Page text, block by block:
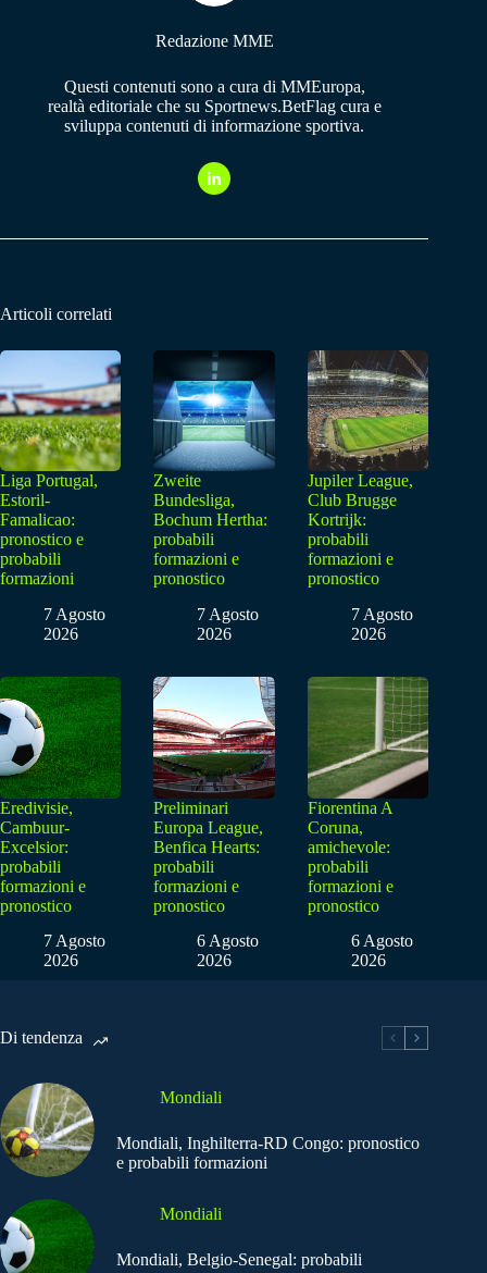
Redazione MME
Questi contenuti sono a cura di MMEuropa,
realtà editoriale che su Sportnews.BetFlag cura e
sviluppa contenuti di informazione sportiva.
Articoli correlati
Liga Portugal,
Estoril-
Famalicao:
pronostico e
probabili
formazioni
7 Agosto
2026
Zweite
Bundesliga,
Bochum Hertha:
probabili
formazioni e
pronostico
7 Agosto
2026
Jupiler League,
Club Brugge
Kortrijk:
probabili
formazioni e
pronostico
7 Agosto
2026
Eredivisie,
Cambuur-
Excelsior:
probabili
formazioni e
pronostico
7 Agosto
2026
Preliminari
Europa League,
Benfica Hearts:
probabili
formazioni e
pronostico
6 Agosto
2026
Fiorentina A
Coruna,
amichevole:
probabili
formazioni e
pronostico
6 Agosto
2026
Di tendenza
Mondiali
Mondiali, Inghilterra-RD Congo: pronostico
e probabili formazioni
Mondiali
Mondiali, Belgio-Senegal: probabili